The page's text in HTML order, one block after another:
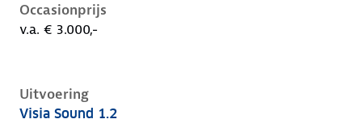
Occasionprijs
v.a. € 3.000,-
Uitvoering
Nissan Micra iii-k12-1e-facelift, 1.2, 59 kW, Benzine,
Visia Sound 1.2